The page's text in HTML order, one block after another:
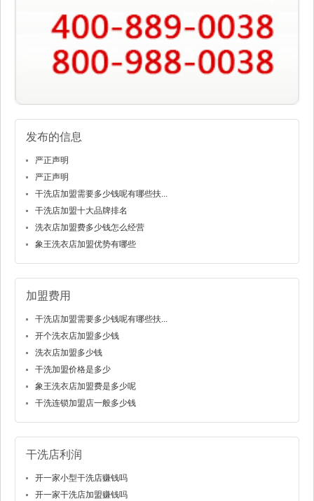
发布的信息
严正声明
严正声明
干洗店加盟需要多少钱呢有哪些扶...
干洗店加盟十大品牌排名
洗衣店加盟费多少钱怎么经营
象王洗衣店加盟优势有哪些
加盟费用
干洗店加盟需要多少钱呢有哪些扶...
开个洗衣店加盟多少钱
洗衣店加盟多少钱
干洗加盟价格是多少
象王洗衣店加盟费是多少呢
干洗连锁加盟店一般多少钱
干洗店利润
开一家小型干洗店赚钱吗
开一家干洗店加盟赚钱吗